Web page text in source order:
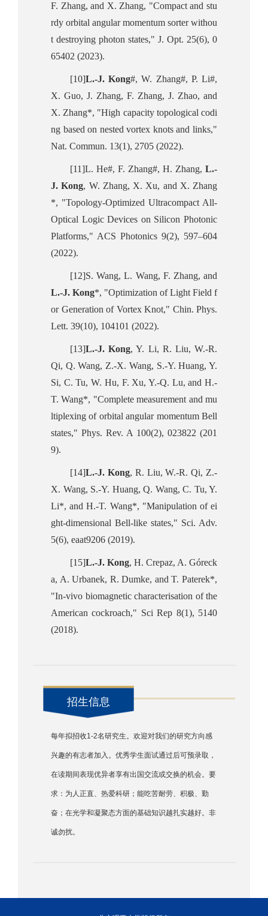
F. Zhang, and X. Zhang, "Compact and stu
rdy orbital angular momentum sorter withou
t destroying photon states," J. Opt. 25(6), 0
65402 (2023).
[10]L.-J. Kong#, W. Zhang#, P. Li#,
X. Guo, J. Zhang, F. Zhang, J. Zhao, and
X. Zhang*, "High capacity topological codi
ng based on nested vortex knots and links,"
Nat. Commun. 13(1), 2705 (2022).
[11]L. He#, F. Zhang#, H. Zhang, L.-
J. Kong, W. Zhang, X. Xu, and X. Zhang
*, "Topology-Optimized Ultracompact All-
Optical Logic Devices on Silicon Photonic
Platforms," ACS Photonics 9(2), 597–604
(2022).
[12]S. Wang, L. Wang, F. Zhang, and
L.-J. Kong*, "Optimization of Light Field f
or Generation of Vortex Knot," Chin. Phys.
Lett. 39(10), 104101 (2022).
[13]L.-J. Kong, Y. Li, R. Liu, W.-R.
Qi, Q. Wang, Z.-X. Wang, S.-Y. Huang, Y.
Si, C. Tu, W. Hu, F. Xu, Y.-Q. Lu, and H.-
T. Wang*, "Complete measurement and mu
ltiplexing of orbital angular momentum Bell
states," Phys. Rev. A 100(2), 023822 (201
9).
[14]L.-J. Kong, R. Liu, W.-R. Qi, Z.-
X. Wang, S.-Y. Huang, Q. Wang, C. Tu, Y.
Li*, and H.-T. Wang*, "Manipulation of ei
ght-dimensional Bell-like states," Sci. Adv.
5(6), eaat9206 (2019).
[15]L.-J. Kong, H. Crepaz, A. Góreck
a, A. Urbanek, R. Dumke, and T. Paterek*,
"In-vivo biomagnetic characterisation of the
American cockroach," Sci Rep 8(1), 5140
(2018).
招生信息
每年拟招收1-2名研究生。欢迎对我们的研究方向感
兴趣的有志者加入。优秀学生面试通过后可预录取，
在读期间表现优异者享有出国交流或交换的机会。要
求：为人正直、热爱科研；能吃苦耐劳、积极、勤
奋；在光学和凝聚态方面的基础知识越扎实越好。非
诚勿扰。